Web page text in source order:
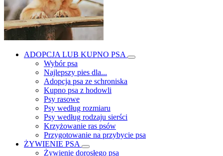
ADOPCJA LUB KUPNO PSA
Wybór psa
Najlepszy pies dla...
Adopcja psa ze schroniska
Kupno psa z hodowli
Psy rasowe
Psy według rozmiaru
Psy według rodzaju sierści
Krzyżowanie ras psów
Przygotowanie na przybycie psa
ŻYWIENIE PSA
Żywienie dorosłego psa